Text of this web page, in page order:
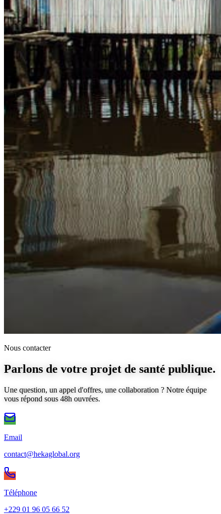
Nous contacter
Parlons de votre projet de santé publique.
Une question, un appel d'offres, une collaboration ? Notre équipe
vous répond sous 48h ouvrées.
Email
contact@hekaglobal.org
Téléphone
+229 01 96 05 66 52